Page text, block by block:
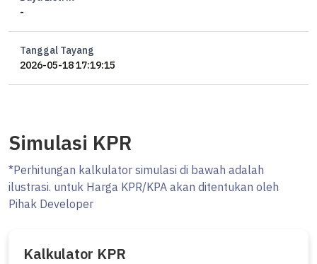
informasinya ataupun cek unit!
-
Tanggal Tayang
2026-05-18 17:19:15
Simulasi KPR
*Perhitungan kalkulator simulasi di bawah adalah
ilustrasi. untuk Harga KPR/KPA akan ditentukan oleh
Pihak Developer
Kalkulator KPR